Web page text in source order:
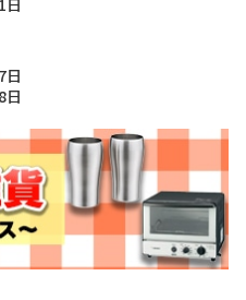
日
日
日